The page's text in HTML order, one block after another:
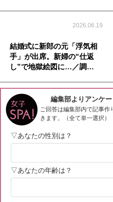
2026.06.19
結婚式に新郎の元「浮気相
手」が出席。新婦の“仕返
し”で地獄絵図に…／調…